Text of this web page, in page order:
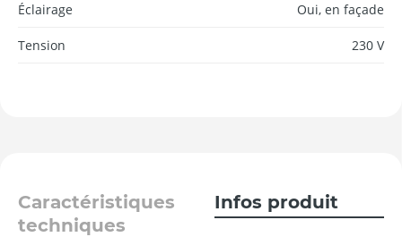
Éclairage Oui, en façade
Tension 230 V
Caractéristiques
techniques
Infos produit